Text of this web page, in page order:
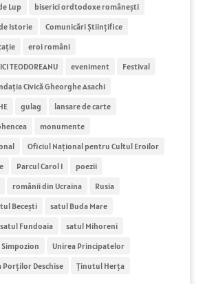
Lup
biserici ordtodoxe românești
Istorie
Comunicări Științifice
eroi români
TEODOREANU
eveniment
Festival
Civică Gheorghe Asachi
gulag
lansare de carte
monumente
Oficiul Naţional pentru Cultul Eroilor
Parcul Carol I
poezii
românii din Ucraina
Rusia
Becești
satul Buda Mare
satul Fundoaia
satul Mihoreni
Simpozion
Unirea Principatelor
Porților Deschise Ținutul Herța